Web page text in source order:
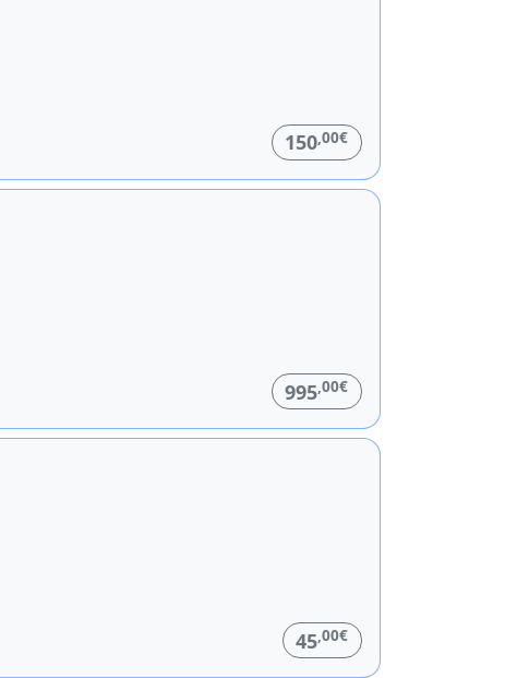
150,00€
995,00€
45,00€